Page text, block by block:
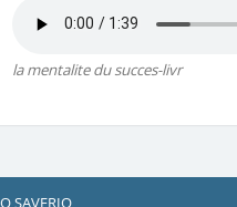
la mentalite du succes-livr
SAVERIO